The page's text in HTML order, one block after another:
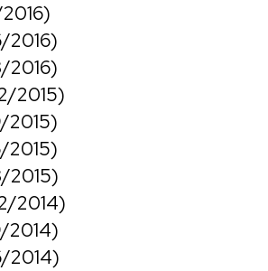
2016)
2016)
2015)
2015)
2015)
2015)
2014)
2014)
2014)